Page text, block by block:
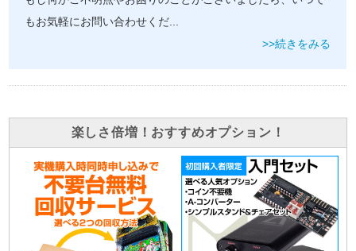
もお気軽にお問い合わせくだ...
>>続きをみる
楽しさ倍増！おすすめオプション！